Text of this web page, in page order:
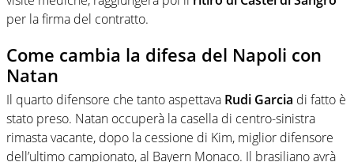
per la firma del contratto.
Come cambia la difesa del Napoli con
Natan
Il quarto difensore che tanto aspettava Rudi Garcia di fatto è
stato preso. Natan occuperà la casella di centro-sinistra
rimasta vacante, dopo la cessione di Kim, miglior difensore
dell’ultimo campionato, al Bayern Monaco. Il brasiliano avrà